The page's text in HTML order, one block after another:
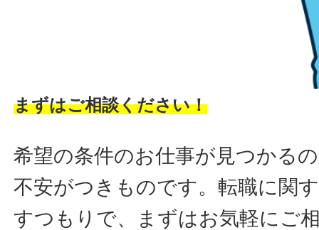
まずはご相談ください！
希望の条件のお仕事が見つかる
不安がつきものです。転職に関
すつもりで、まずはお気軽にご